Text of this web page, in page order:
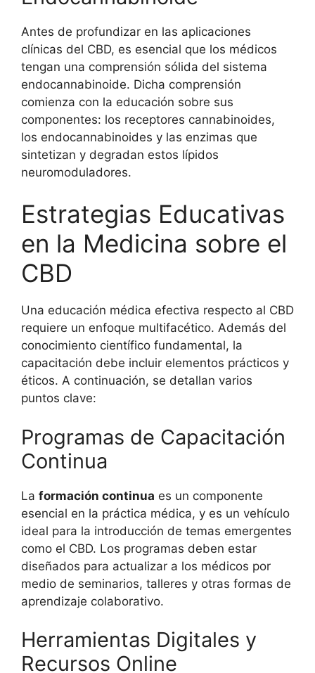
Antes de profundizar en las aplicaciones
clínicas del CBD, es esencial que los médicos
tengan una comprensión sólida del sistema
endocannabinoide. Dicha comprensión
comienza con la educación sobre sus
componentes: los receptores cannabinoides,
los endocannabinoides y las enzimas que
sintetizan y degradan estos lípidos
neuromoduladores.
Estrategias Educativas
en la Medicina sobre el
CBD
Una educación médica efectiva respecto al CBD
requiere un enfoque multifacético. Además del
conocimiento científico fundamental, la
capacitación debe incluir elementos prácticos y
éticos. A continuación, se detallan varios
puntos clave:
Programas de Capacitación
Continua
La formación continua es un componente
esencial en la práctica médica, y es un vehículo
ideal para la introducción de temas emergentes
como el CBD. Los programas deben estar
diseñados para actualizar a los médicos por
medio de seminarios, talleres y otras formas de
aprendizaje colaborativo.
Herramientas Digitales y
Recursos Online